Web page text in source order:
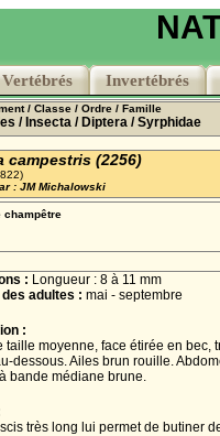
Vertébrés Invertébrés
Vertébrés Invertébrés
/ Classe / Ordre / Famille
/ Insecta / Diptera / Syrphidae
campestris (2256)
: JM Michalowski
champêtre
: Longueur : 8 à 11 mm
adultes : mai - septembre
:
taille moyenne, face étirée en bec,
dessous. Ailes brun rouille.
bande médiane brune.
très long lui permet de butiner